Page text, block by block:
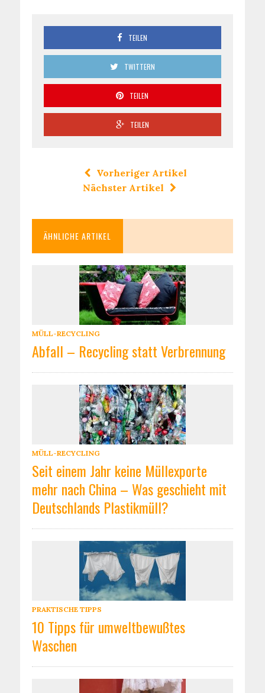
TEILEN
TWITTERN
TEILEN
TEILEN
Vorheriger Artikel
Nächster Artikel
ÄHNLICHE ARTIKEL
MÜLL-RECYCLING
Abfall – Recycling statt Verbrennung
MÜLL-RECYCLING
Seit einem Jahr keine Müllexporte
mehr nach China – Was geschieht mit
Deutschlands Plastikmüll?
PRAKTISCHE TIPPS
10 Tipps für umweltbewußtes
Waschen